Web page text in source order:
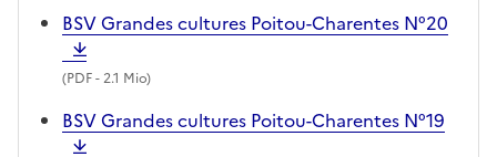
BSV Grandes cultures Poitou-Charentes N°20
(PDF- 2.1 Mio)
BSV Grandes cultures Poitou-Charentes N°19